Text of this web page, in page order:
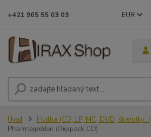
EUR
+421 905 55 03 03
Úvod Hudba (CD, LP, MC, DVD, škatuľky...)
Pharmageddon (Digipack CD)